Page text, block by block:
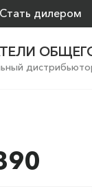
Стать дилером